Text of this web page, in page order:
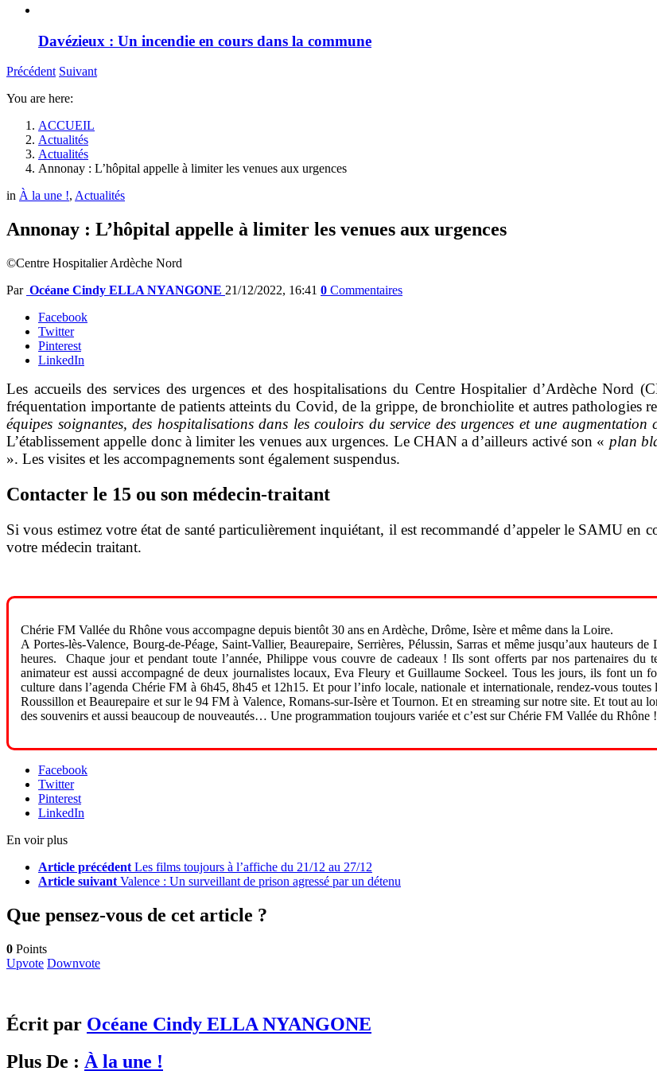
Davézieux : Un incendie en cours dans la commune
Précédent Suivant
You are here:
ACCUEIL
Actualités
Actualités
Annonay : L’hôpital appelle à limiter les venues aux urgences
in À la une !, Actualités
Annonay : L’hôpital appelle à limiter les venues aux urgences
©Centre Hospitalier Ardèche Nord
Par Océane Cindy ELLA NYANGONE 21/12/2022, 16:41 0 Commentaires
Facebook
Twitter
Pinterest
LinkedIn
Les accueils des services des urgences et des hospitalisations du Centre Hospitalier d’Ardèche Nord
fréquentation importante de patients atteints du Covid, de la grippe, de bronchiolite et autres pathologies
équipes soignantes, des hospitalisations dans les couloirs du service des urgences et une
L’établissement appelle donc à limiter les venues aux urgences. Le CHAN a d’ailleurs activé son « plan
». Les visites et les accompagnements sont également suspendus.
Contacter le 15 ou son médecin-traitant
Si vous estimez votre état de santé particulièrement inquiétant, il est recommandé d’appeler le SAMU en
votre médecin traitant.
Chérie FM Vallée du Rhône vous accompagne depuis bientôt 30 ans en Ardèche, Drôme, Isère et même dans la Loire.
A Portes-lès-Valence, Bourg-de-Péage, Saint-Vallier, Beaurepaire, Serrières, Pélussin, Sarras et même jusqu’aux hauteurs
heures. Chaque jour et pendant toute l’année, Philippe vous couvre de cadeaux ! Ils sont offerts par nos partenaires du
animateur est aussi accompagné de deux journalistes locaux, Eva Fleury et Guillaume Sockeel. Tous les jours, ils font un
culture dans l’agenda Chérie FM à 6h45, 8h45 et 12h15. Et pour l’info locale, nationale et internationale, rendez-vous
Roussillon et Beaurepaire et sur le 94 FM à Valence, Romans-sur-Isère et Tournon. Et en streaming sur notre site. Et tout au
des souvenirs et aussi beaucoup de nouveautés… Une programmation toujours variée et c’est sur Chérie FM Vallée du Rhône !
Facebook
Twitter
Pinterest
LinkedIn
En voir plus
Article précédent Les films toujours à l’affiche du 21/12 au 27/12
Article suivant Valence : Un surveillant de prison agressé par un détenu
Que pensez-vous de cet article ?
0 Points
Upvote Downvote
Écrit par Océane Cindy ELLA NYANGONE
Plus De : À la une !